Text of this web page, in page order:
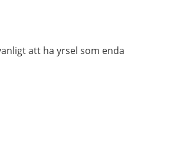
att ha yrsel som enda